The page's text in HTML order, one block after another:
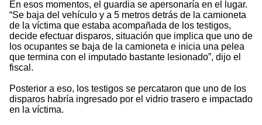
En esos momentos, el guardia se apersonaría en el lugar.
“Se baja del vehículo y a 5 metros detrás de la camioneta
de la víctima que estaba acompañada de los testigos,
decide efectuar disparos, situación que implica que uno de
los ocupantes se baja de la camioneta e inicia una pelea
que termina con el imputado bastante lesionado”, dijo el
fiscal.
Posterior a eso, los testigos se percataron que uno de los
disparos habría ingresado por el vidrio trasero e impactado
en la víctima.